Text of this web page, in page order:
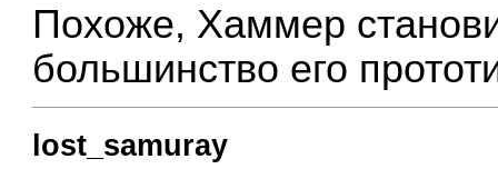
Похоже, Хаммер
большинство его
lost_samuray